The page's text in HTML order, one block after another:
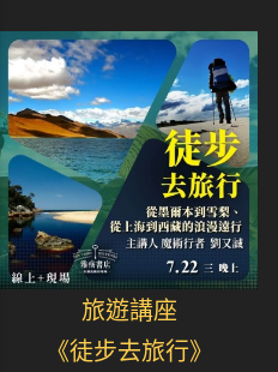
旅遊講座
《徒步去旅行》